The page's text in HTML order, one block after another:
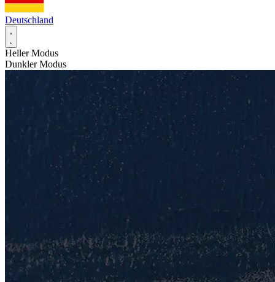
Deutschland
Heller Modus
Dunkler Modus